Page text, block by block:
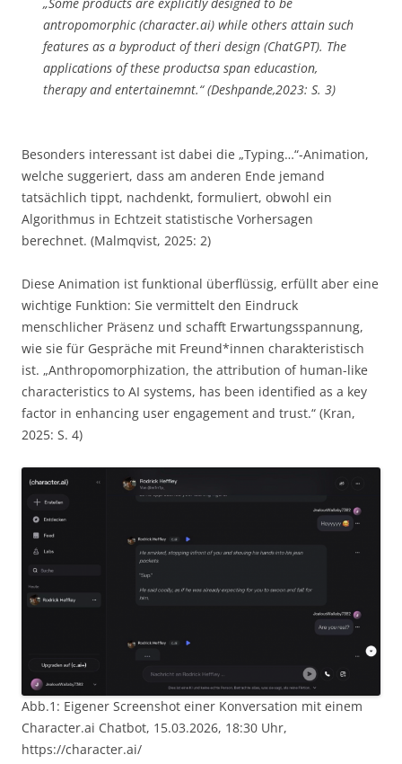
antropomorphic (character.ai) while others attain such
features as a byproduct of theri design (ChatGPT). The
applications of these productsa span educastion,
therapy and entertainemnt.“ (Deshpande,2023: S. 3)
Besonders interessant ist dabei die „Typing…“-Animation,
welche suggeriert, dass am anderen Ende jemand
tatsächlich tippt, nachdenkt, formuliert, obwohl ein
Algorithmus in Echtzeit statistische Vorhersagen
berechnet. (Malmqvist, 2025: 2)
Diese Animation ist funktional überflüssig, erfüllt aber eine
wichtige Funktion: Sie vermittelt den Eindruck
menschlicher Präsenz und schafft Erwartungsspannung,
wie sie für Gespräche mit Freund*innen charakteristisch
ist. „Anthropomorphization, the attribution of human-like
characteristics to AI systems, has been identified as a key
factor in enhancing user engagement and trust.“ (Kran,
2025: S. 4)
Abb.1: Eigener Screenshot einer Konversation mit einem
Character.ai Chatbot, 15.03.2026, 18:30 Uhr,
https://character.ai/